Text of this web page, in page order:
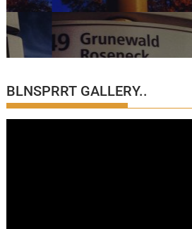
BLNSPRRT GALLERY..